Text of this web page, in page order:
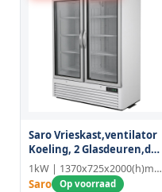
Saro Vrieskast,ventilator
Koeling, 2 Glasdeuren,d
920
1kW | 1370x725x2000(h)mm | Geëmailleerd
Saro Op voorraad